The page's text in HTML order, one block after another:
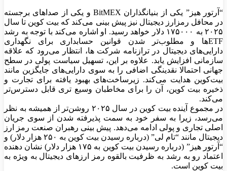
“آرتور هیز” یکی از بنیانگذاران BitMEX و یکی از صدا‌های برجسته
در محافل رمزارز دیجیتال نیز پیش بینی می‌کند که بیت کوین تا سال
۲۰۲۵ به ۱۷۵۰۰۰ دلار خواهد رسید. او اشاره می‌کند با توجه به رشد
ETF‌ها و مطلوب‌تر شدن قوانین حسابداری برای نگهداری
دارایی‌های دیجیتال در ترازنامه شرکت ها، انتظار می‌رود که علاقه
سازمانی افزایش یابد. علاوه بر این، تسهیل سیاست پولی در سطح
جهانی احتمالا نقدینگی اضافی را به سوی دارایی‌های جایگزین مانند
بیت‌کوین هدایت می‌کند. زیرساخت‌های بهبود یافته برای تجارت و
ذخیره بیت کوین، آن را برای مخاطبان وسیع تری قابل دسترس‌تر
می‌کند.
در مجموع آینده بیت کوین در سال ۲۰۲۵ روشن‌تر از همیشه به نظر
می‌رسد، زیرا به سفر خود به سمت پذیرفته شدن از سوی جریان
اصلی تجاری و پولی ادامه می‌دهد. پیش بینی رهبران صنعت رمز ارز
دیجیتال مانند “تام لی” (درباره رسیدن بیت کوین به ۲۵۰ هزار دلار) و
“آرتور هیز” (درباره رسیدن بیت کوین به ۱۷۵ هزار دلار) نشان دهنده
اعتماد رو به رشد به ظرفیت بالقوه رمز ارز‌های دیجیتال به ویژه به
بیت کوین است.